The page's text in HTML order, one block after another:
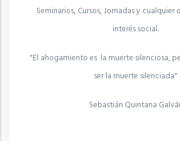
Seminarios, Cursos, Jornadas y
interés social.
"El ahogamiento es la muerte silenciosa,
ser la muerte silenciada"
Sebastián Quintana